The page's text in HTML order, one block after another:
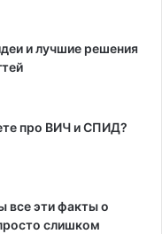
и лучшие решения
про ВИЧ и СПИД?
все эти факты о
слишком